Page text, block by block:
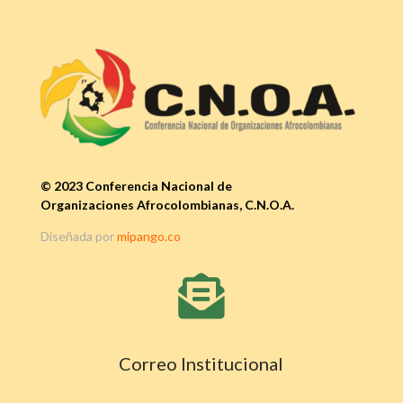
© 2023 Conferencia Nacional de
Organizaciones Afrocolombianas, C.N.O.A.
Diseñada pormipango.co

Correo Institucional